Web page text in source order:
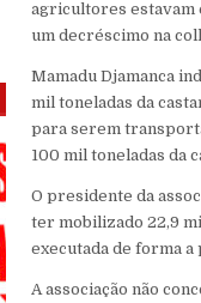
agricultores estavam
um decréscimo na
Mamadu Djamanca
mil toneladas da
para serem
100 mil toneladas da
O presidente da
ter mobilizado 22,9
executada de forma
A associação não